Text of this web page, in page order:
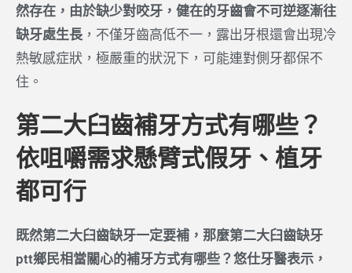
然存在，由於缺少對咬牙，健在的牙齒會不可逆逐漸往
缺牙處生長 ，不僅牙齒高低不一，露出牙根還會出現冷
熱敏感症狀，極嚴重的狀況下，可能連對側牙都保不
住。
第二大臼齒補牙方式有哪些？
依咀嚼需求懸臂式假牙、植牙
都可行
既然第二大臼齒缺牙一定要補，那麼第二大臼齒缺牙
ptt鄉民相當關心的補牙方式有哪些？悠仕牙醫表示，